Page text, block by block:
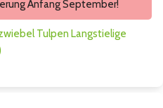
Anfang September!
Tulpen Langstielige